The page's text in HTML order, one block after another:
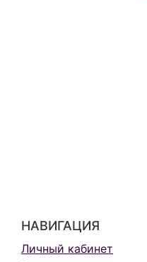
НАВИГАЦИЯ
Личный кабинет